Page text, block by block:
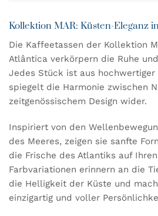
Kollektion MAR: Küsten-Eleganz
Die Kaffeetassen der Kollektion
Atlântica verkörpern die Ruhe
Jedes Stück ist aus hochwertiger
spiegelt die Harmonie zwischen
zeitgenössischem Design wider.
Inspiriert von den
des Meeres, zeigen sie sanfte
die Frische des Atlantiks auf
Farbvariationen erinnern an die
die Helligkeit der Küste und
einzigartig und voller